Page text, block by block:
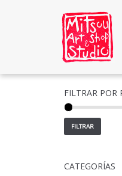
FILTRAR POR
FILTRAR
CATEGORÍAS